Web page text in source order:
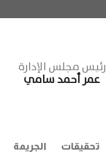
رئيس مجلس الإدارة
عمر أحمد سامي
تحقيقات الجريمة